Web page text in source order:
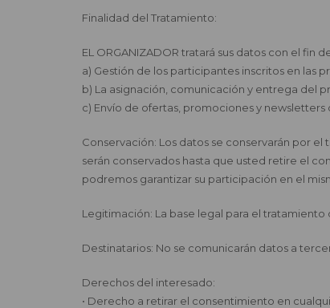
Finalidad del Tratamiento:
EL ORGANIZADOR tratará sus datos con el fin
a) Gestión de los participantes inscritos en las
b) La asignación, comunicación y entrega del
c) Envío de ofertas, promociones y
Conservación: Los datos se conservarán por
serán conservados hasta que usted retire el
podremos garantizar su participación en el
Legitimación: La base legal para el
Destinatarios: No se comunicarán datos a
Derechos del interesado:
• Derecho a retirar el consentimiento en